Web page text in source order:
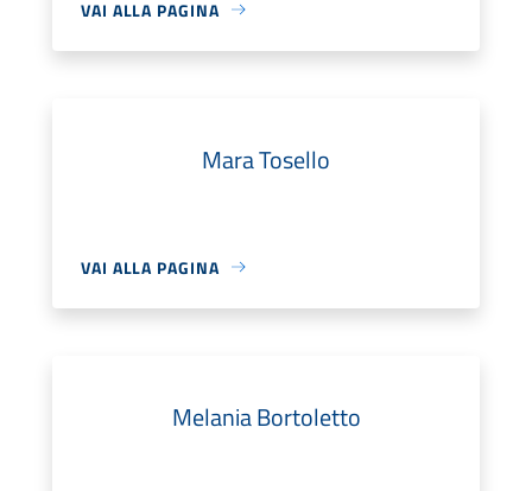
VAI ALLA PAGINA
Mara Tosello
VAI ALLA PAGINA
Melania Bortoletto